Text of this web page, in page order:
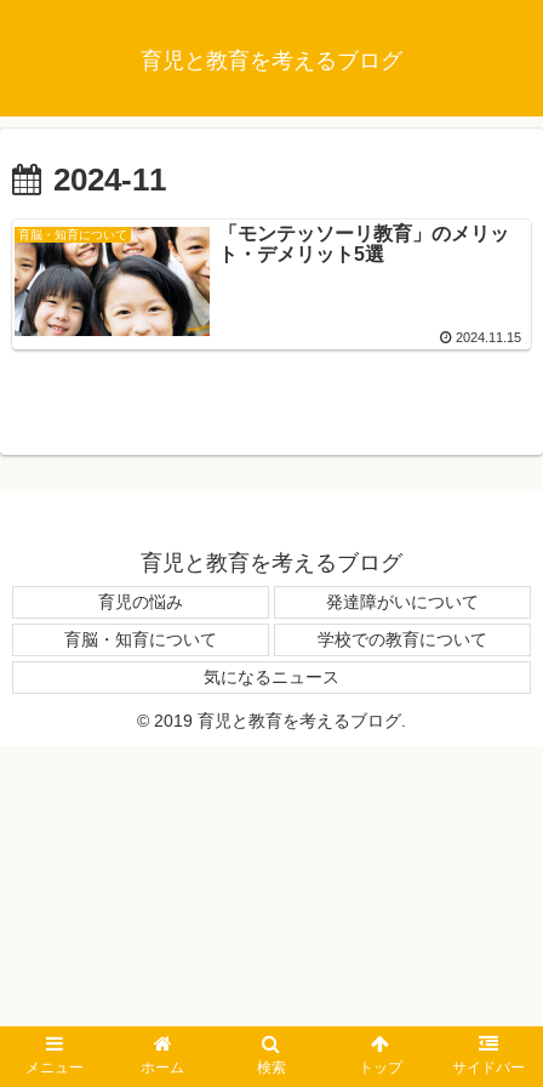
育児と教育を考えるブログ
2024-11
育脳・知育について
「モンテッソーリ教育」のメリッ
ト・デメリット5選
2024.11.15
育児と教育を考えるブログ
育児の悩み
発達障がいについて
育脳・知育について
学校での教育について
気になるニュース
© 2019 育児と教育を考えるブログ.
メニュー ホーム 検索 トップ サイドバー